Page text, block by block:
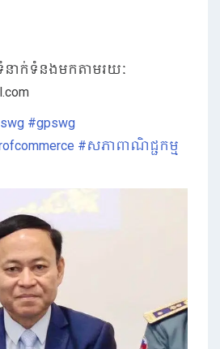
នាក់ទំនងមកតាមរយៈ
#gpswg
#សភាពាណិជ្ជកម្ម